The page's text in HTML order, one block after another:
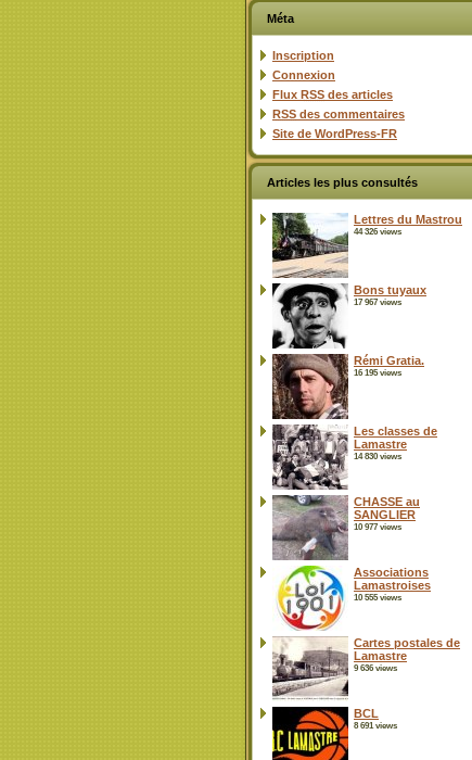
Méta
Inscription
Connexion
Flux RSS des articles
RSS des commentaires
Site de WordPress-FR
Articles les plus consultés
Lettres du Mastrou
44 326 views
Bons tuyaux
17 967 views
Rémi Gratia.
16 195 views
Les classes de
Lamastre
14 830 views
CHASSE au
SANGLIER
10 977 views
Associations
Lamastroises
10 555 views
Cartes postales de
Lamastre
9 636 views
BCL
8 691 views